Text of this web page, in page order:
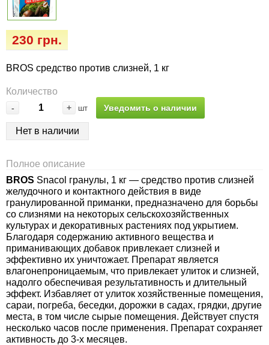
230 грн.
BROS средство против слизней, 1 кг
Количество
- + шт Уведомить о наличии
Нет в наличии
Полное описание
BROS Snacol гранулы, 1 кг — средство против слизней
желудочного и контактного действия в виде
гранулированной приманки, предназначено для борьбы
со слизнями на некоторых сельскохозяйственных
культурах и декоративных растениях под укрытием.
Благодаря содержанию активного вещества и
приманивающих добавок привлекает слизней и
эффективно их уничтожает. Препарат является
влагонепроницаемым, что привлекает улиток и слизней,
надолго обеспечивая результативность и длительный
эффект. Избавляет от улиток хозяйственные помещения,
сараи, погреба, беседки, дорожки в садах, грядки, другие
места, в том числе сырые помещения. Действует спустя
несколько часов после применения. Препарат сохраняет
активность до 3-х месяцев.
Семена перца
Семена пряных трав
Семена редиса
Семена салата
Семена свеклы
Семена сельдерея
Семена сидератов
Семена табака
Семена томатов
Удобрения «Сударушка», «Рязаночка»
Удобрения «Чистый лист» кристаллические
Удобрения «Чистый лист» кристаллические
Удобрения «Чистый лист» в палочках
Удобрения «Чистый лист» Успех
Опрыскиватели
Перчатки
Тенты
Средства защиты от тараканов, прусаков,
клопов, блох, домашних и садовых муравьев
Средства защиты от комаров, москитов,
клещей, ос, мошек, слепней
Средства защиты от мух
Средства защиты от моли
Средства защиты от капустницы